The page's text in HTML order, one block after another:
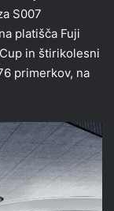
S007
platišča Fuji
in štirikolesni
primerkov, na